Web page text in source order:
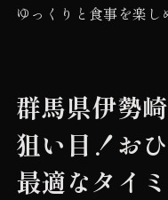
ゆっくりと食事を楽し
群馬県伊勢
狙い目！お
最適なタイ